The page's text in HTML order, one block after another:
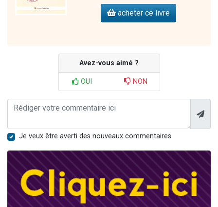
acheter ce livre
Avez-vous aimé ?
OUI NON
Je veux être averti des nouveaux commentaires